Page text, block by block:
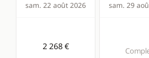
sam. 22 août 2026 sam. 29
2 268 €